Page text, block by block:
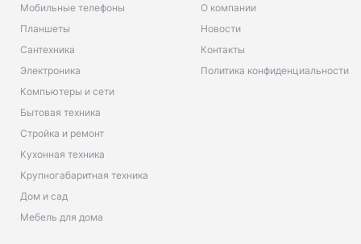
Мобильные телефоны
Планшеты
Сантехника
Электроника
Компьютеры и сети
Бытовая техника
Стройка и ремонт
Кухонная техника
Крупногабаритная техника
Дом и сад
Мебель для дома
О компании
Новости
Контакты
Политика конфиденциальности